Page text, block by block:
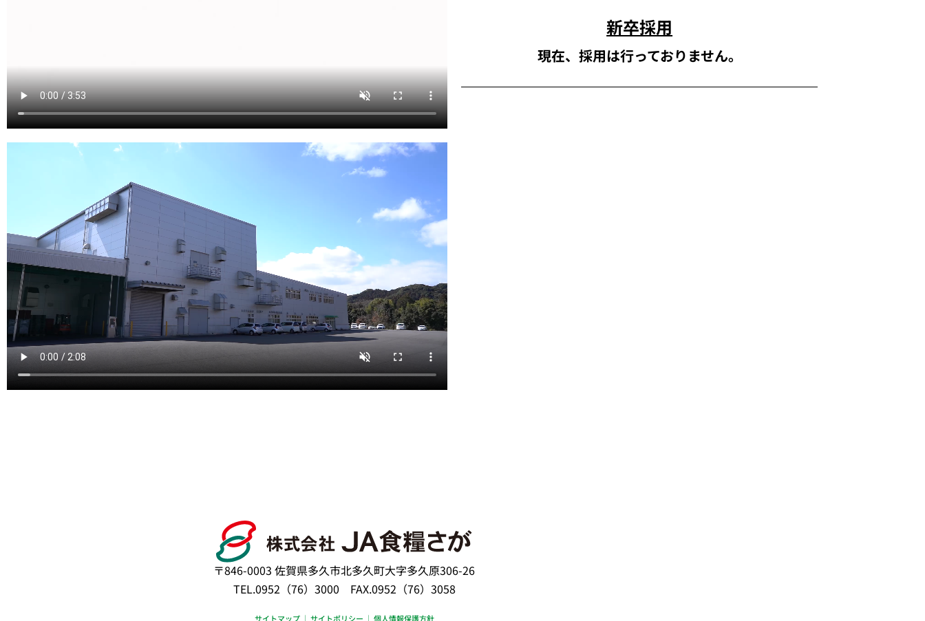
新卒採用
現在、採用は行っておりません。
〒846-0003 佐賀県多久市北多久町大字多久原306-26
TEL.0952（76）3000 FAX.0952（76）3058
サイトマップ｜ サイトポリシー ｜ 個人情報保護方針